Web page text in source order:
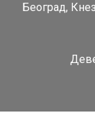
Београд,